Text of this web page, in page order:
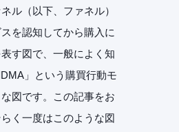
ル（以下、ファネル）
を認知してから購入に
す図で、一般によく知
」という購買行動モ
図です。この記事をお
く一度はこのような図